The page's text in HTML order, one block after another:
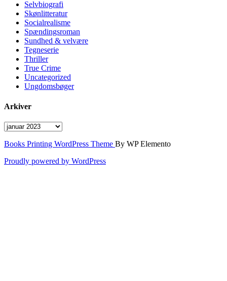
Selvbiografi
Skønlitteratur
Socialrealisme
Spændingsroman
Sundhed & velvære
Tegneserie
Thriller
True Crime
Uncategorized
Ungdomsbøger
Arkiver
Arkiver
Books Printing WordPress Theme By WP Elemento
Proudly powered by WordPress